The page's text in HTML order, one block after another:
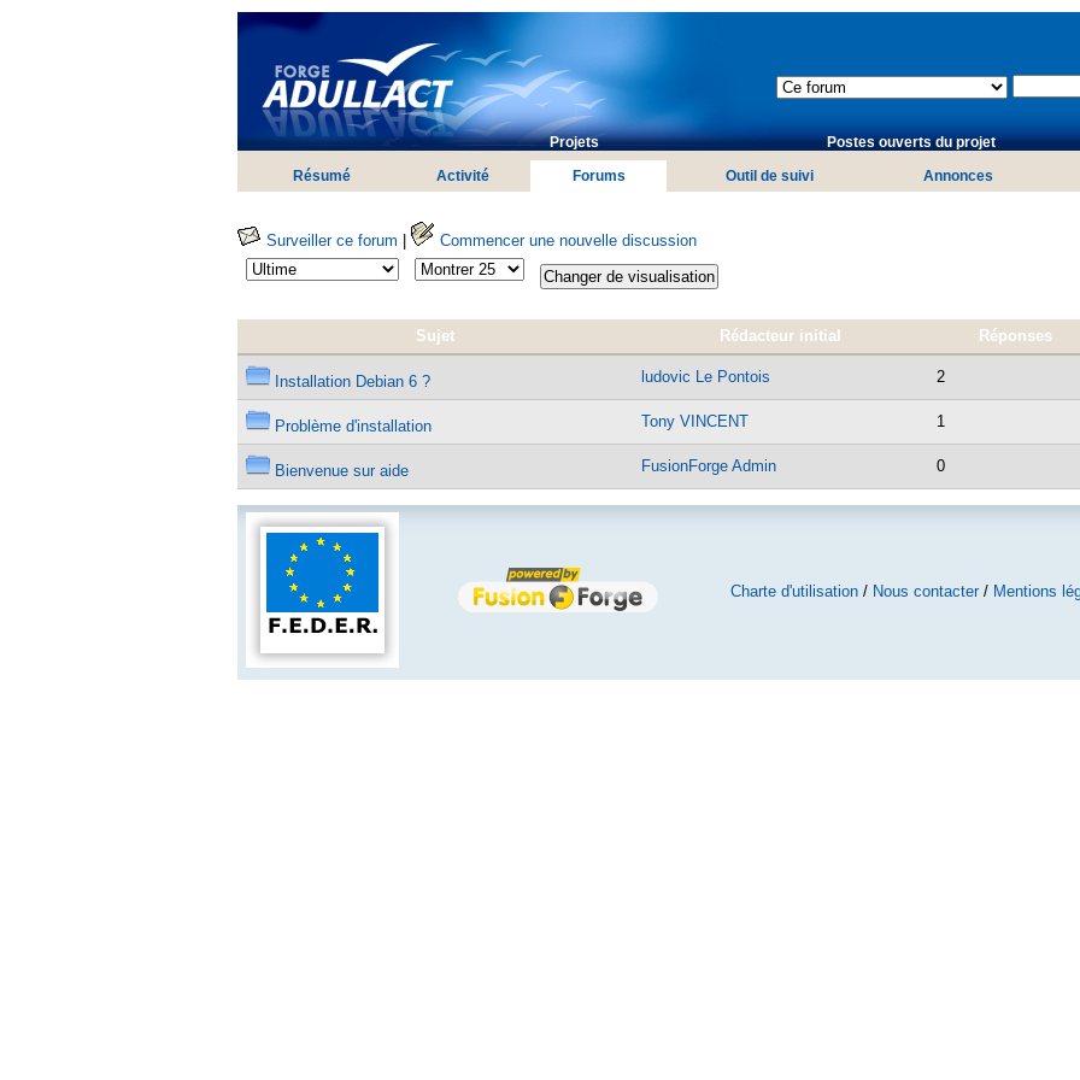
Projets Postes ouverts du projet
Résumé Activité Forums Outil de suivi Annonces
Surveiller ce forum | Commencer une nouvelle discussion
Sujet Rédacteur initial Réponses
Installation Debian 6 ? ludovic Le Pontois 2
Problème d'installation Tony VINCENT 1
Bienvenue sur aide FusionForge Admin 0
Charte d'utilisation/ Nous contacter/ Mentions